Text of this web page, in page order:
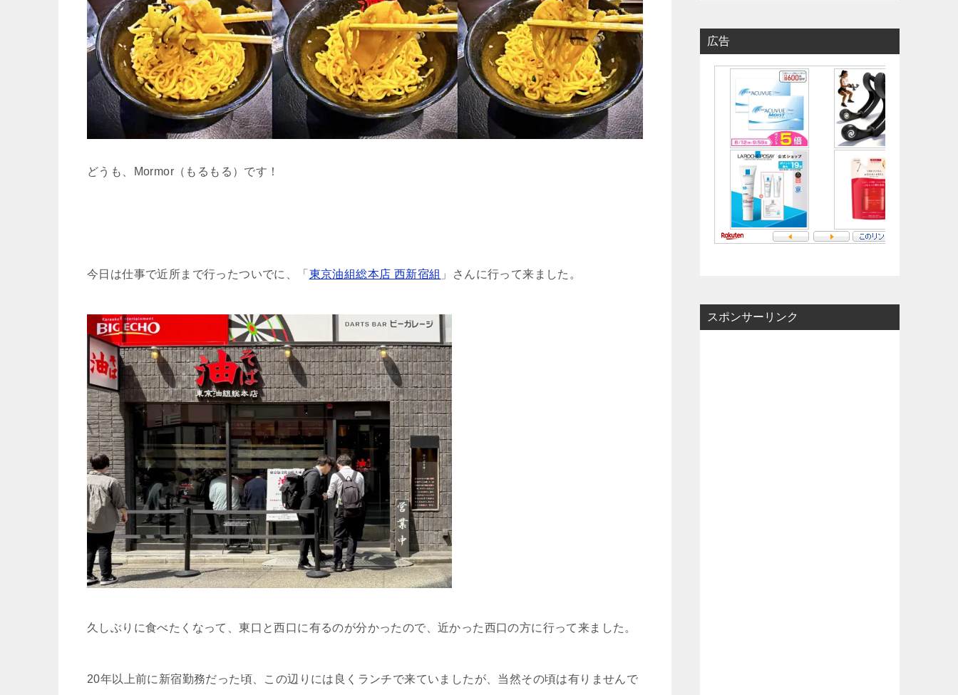
どうも、Mormor（もるもる）です！
今日は仕事で近所まで行ったついでに、「 東京油組総本店 西新宿組 」さんに行って来ました。
久しぶりに食べたくなって、東口と西口に有るのが分かったので、近かった西口の方に行って来ました。
20年以上前に新宿勤務だった頃、この辺りには良くランチで来ていましたが、当然その頃は有りませんで
広告
スポンサーリンク